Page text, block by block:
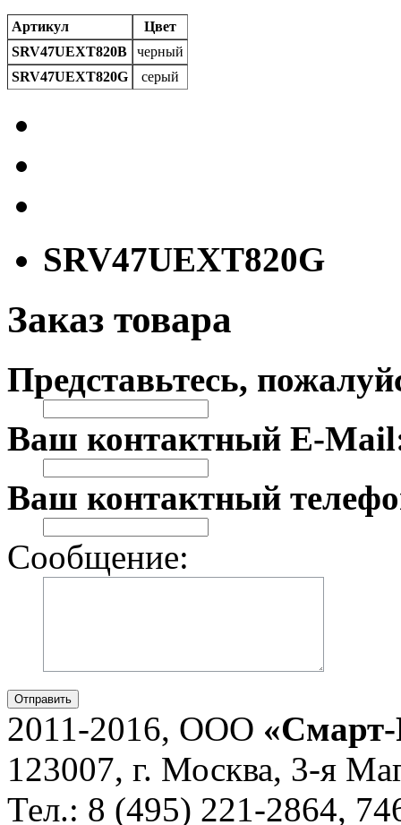
Артикул
Цвет
SRV47UEXT820B
черный
SRV47UEXT820G
серый
SRV47UEXT820G
Заказ товара
Представьтесь,
Ваш контактный E-
Ваш контактный
Сообщение:
Отправить
2011-2016, ООО
123007, г. Москва, 3-я
Тел.: 8 (495) 221-2864,